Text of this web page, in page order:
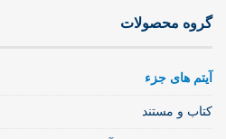
گروه محصولات
آیتم های جزء
کتاب و مستند